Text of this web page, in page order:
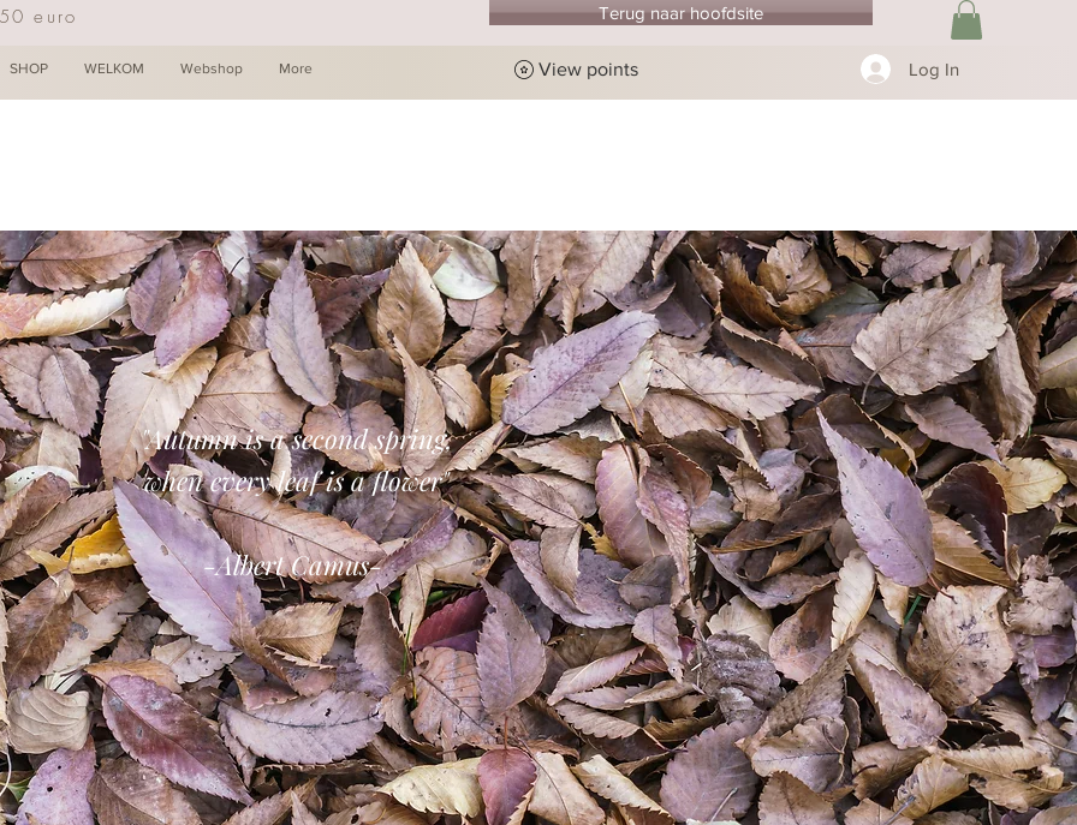
euro Terug naar hoofdsite
SHOP WELKOM Webshop More View points Log In
"Autumn is a second spring,
when every leaf is a flower"
-Albert Camus-